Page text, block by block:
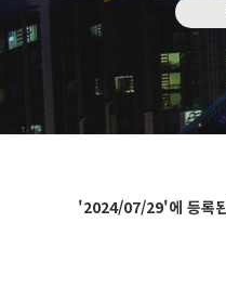
2024/07/29